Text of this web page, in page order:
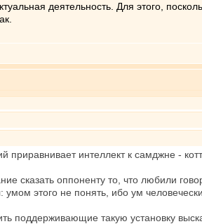
деятельность. Для этого,
интеллект к самджне -
сказать оппоненту то, что любили
этого не понять, ибо ум
поддерживающие такую установку